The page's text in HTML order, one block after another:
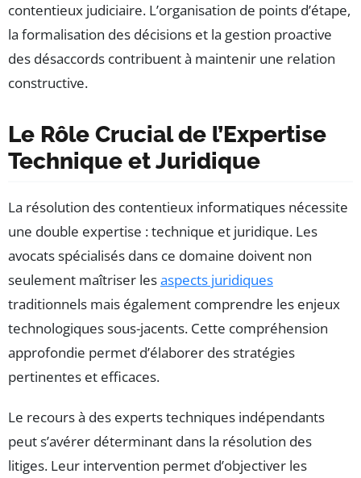
contentieux judiciaire. L’organisation de points d’étape,
la formalisation des décisions et la gestion proactive
des désaccords contribuent à maintenir une relation
constructive.
Le Rôle Crucial de l’Expertise
Technique et Juridique
La résolution des contentieux informatiques nécessite
une double expertise : technique et juridique. Les
avocats spécialisés dans ce domaine doivent non
seulement maîtriser lesaspects juridiques
traditionnels mais également comprendre les enjeux
technologiques sous-jacents. Cette compréhension
approfondie permet d’élaborer des stratégies
pertinentes et efficaces.
Le recours à des experts techniques indépendants
peut s’avérer déterminant dans la résolution des
litiges. Leur intervention permet d’objectiver les